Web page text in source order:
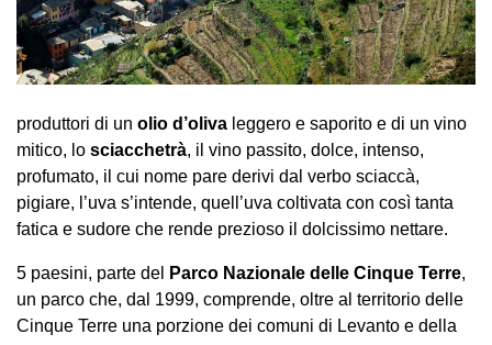
produttori di un olio d’oliva leggero e saporito e di un vino
mitico, lo sciacchetrà, il vino passito, dolce, intenso,
profumato, il cui nome pare derivi dal verbo sciaccà,
pigiare, l’uva s’intende, quell’uva coltivata con così tanta
fatica e sudore che rende prezioso il dolcissimo nettare.
5 paesini, parte del Parco Nazionale delle Cinque Terre,
un parco che, dal 1999, comprende, oltre al territorio delle
Cinque Terre una porzione dei comuni di Levanto e della